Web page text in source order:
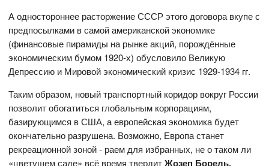
А одностороннее расторжение СССР этого договора вкупе с
предпосылками в самой американской экономике
(финансовые пирамиды на рынке акций, порождённые
экономическим бумом 1920-х) обусловило Великую
Депрессию и Мировой экономический кризис 1929-1934 гг.
Таким образом, новый транспортный коридор вокруг России
позволит обогатиться глобальным корпорациям,
базирующимся в США, а европейская экономика будет
окончательно разрушена. Возможно, Европа станет
рекреационной зоной - раем для избранных, не о таком ли
«цветущем саде» всё время твердитЖозеп Борель.